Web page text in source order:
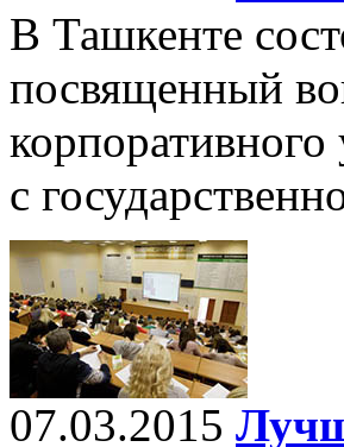
В Ташкенте
посвященный
с
07.03.2015